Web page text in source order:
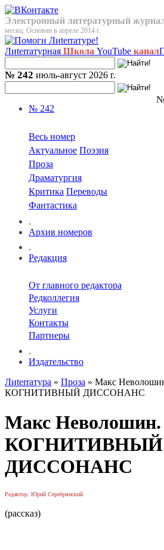
Электронный литературный
месяц. Основан в апреле 2014 г.
Лиterraтурная Школа YouTube канал
№ 242 июль-август 2026 г.
№ 242
Весь номер
Актуальное Поэзия
Проза
Драматургия
Критика Переводы
Фантастика
.
Архив номеров
.
Редакция
От главного редактора
Редколлегия
Услуги
Контакты
Партнеры
.
Издательство
Лиterraтура » Проза » Макс
КОГНИТИВНЫЙ ДИССОНАНС
Макс Неволошин.
КОГНИТИВНЫЙ
ДИССОНАНС
Редактор: Юрий Серебрянский
(рассказ)